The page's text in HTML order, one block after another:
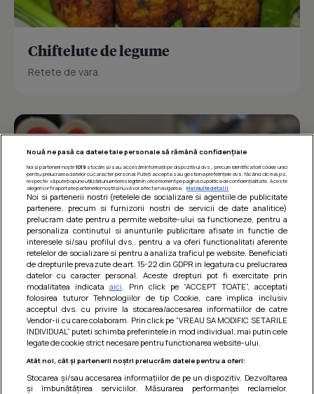
Chiftelute de legume
Retete de vara.
Barcute din vinete cu arpagic rosu
Un deliciu usor de preparat!
Nouă ne pasă ca datele tale personale să rămână confidențiale
Noi și partenerii noștri 1019stocăm și/sau accesăm informații pe dispozitivul dvs., precum identificatorii cookie unici
pentru prelucrarea datelor cu caracter personal. Puteți accepta sau gestiona preferințele dvs. făcând clic mai jos,
respectiv vă puteți opune utilizării unui interes legitim în orice moment pe pagina cu politica de confidențialitate. Aceste
alegeri vor fi raportate partenerilor noștri și nu vă vor afecta navigarea.
Mai multe detalii
Noi si partenerii nostri (retelele de socializare si agentiile de publicitate
partenere, precum si furnizorii nostri de servicii de date analitice)
prelucram date pentru a permite website-ului sa functioneze, pentru a
personaliza continutul si anunturile publicitare afisate in functie de
interesele si/sau profilul dvs., pentru a va oferi functionalitati aferente
retelelor de socializare si pentru a analiza traficul pe website. Beneficiati
de drepturile prevazute de art. 15-22 din GDPR in legatura cu prelucrarea
datelor cu caracter personal. Aceste drepturi pot fi exercitate prin
modalitatea indicataaici . Prin click pe “ACCEPT TOATE”, acceptati
folosirea tuturor Tehnologiilor de tip Cookie, care implica inclusiv
acceptul dvs. cu privire la stocarea/accesarea informatiilor de catre
Vendor-ii cu care colaboram. Prin click pe “VREAU SA MODIFIC SETARILE
INDIVIDUAL” puteti schimba preferintele in mod individual, mai putin cele
legate de cookie strict necesare pentru functionarea website-ului.
Atât noi, cât și partenerii noștri prelucrăm datele pentru a oferi:
Stocarea și/sau accesarea informațiilor de pe un dispozitiv. Dezvoltarea
și îmbunătățirea serviciilor. Măsurarea performanței reclamelor.